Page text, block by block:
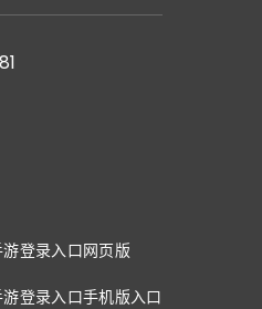
登录入口网页版
登录入口手机版入口